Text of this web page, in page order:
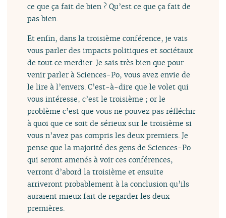
ce que ça fait de bien ? Qu’est ce que ça fait de
pas bien.
Et enfin, dans la troisième conférence, je vais
vous parler des impacts politiques et sociétaux
de tout ce merdier. Je sais très bien que pour
venir parler à Sciences-Po, vous avez envie de
le lire à l’envers. C’est-à-dire que le volet qui
vous intéresse, c’est le troisième ; or le
problème c’est que vous ne pouvez pas réfléchir
à quoi que ce soit de sérieux sur le troisième si
vous n’avez pas compris les deux premiers. Je
pense que la majorité des gens de Sciences-Po
qui seront amenés à voir ces conférences,
verront d’abord la troisième et ensuite
arriveront probablement à la conclusion qu’ils
auraient mieux fait de regarder les deux
premières.